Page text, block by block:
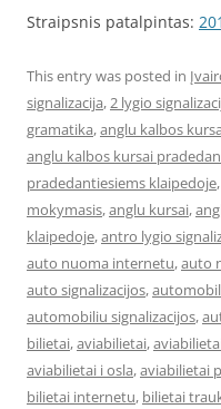
Straipsnis patalpintas:
This entry was posted in
signalizacija,2 lygio
gramatika,anglu kalbos
anglu kalbos kursai
pradedantiesiems klaipedoje,
mokymasis,anglu kursai,
klaipedoje,antro lygio
auto nuoma internetu,auto
auto signalizacijos,
automobiliu signalizacijos,
bilietai,aviabilietai,
aviabilietai i osla,aviabilietai
bilietai internetu, bilietai